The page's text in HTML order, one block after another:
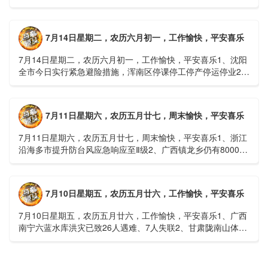
7月14日星期二，农历六月初一，工作愉快，平安喜乐
7月14日星期二，农历六月初一，工作愉快，平安喜乐1、沈阳
全市今日实行紧急避险措施，浑南区停课停工停产停运停业2、
7月11日星期六，农历五月廿七，周末愉快，平安喜乐
7月11日星期六，农历五月廿七，周末愉快，平安喜乐1、浙江
沿海多市提升防台风应急响应至Ⅱ级2、广西镇龙乡仍有8000多
7月10日星期五，农历五月廿六，工作愉快，平安喜乐
7月10日星期五，农历五月廿六，工作愉快，平安喜乐1、广西
南宁六蓝水库洪灾已致26人遇难、7人失联2、甘肃陇南山体滑